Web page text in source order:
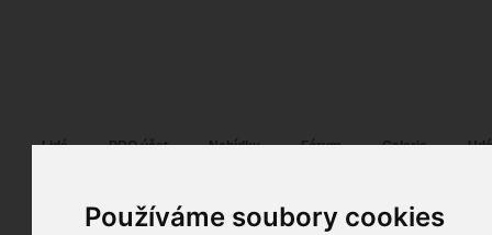
Používáme soubory cookies
Lidé PRO účet Nabídky Fórum Galerie